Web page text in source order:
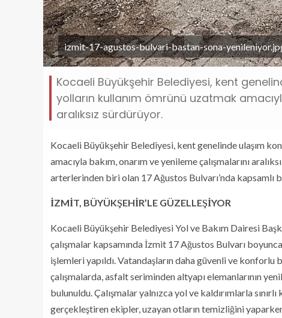
izmit-17-agustos-bulvari-bastan-sona-
Kocaeli Büyükşehir Belediyesi, kent
yolların kullanım ömrünü uzatmak
aralıksız sürdürüyor.
Kocaeli Büyükşehir Belediyesi, kent genelinde ulaşım
amacıyla bakım, onarım ve yenileme çalışmalarını
arterlerinden biri olan 17 Ağustos Bulvarı’nda kapsamlı
İZMİT, BÜYÜKŞEHİR’LE GÜZELLEŞİYOR
Kocaeli Büyükşehir Belediyesi Yol ve Bakım Dairesi
çalışmalar kapsamında İzmit 17 Ağustos Bulvarı
işlemleri yapıldı. Vatandaşların daha güvenli ve
çalışmalarda, asfalt seriminden altyapı elemanlarının
bulunuldu. Çalışmalar yalnızca yol ve kaldırımlarla
gerçekleştiren ekipler, uzayan otların temizliğini